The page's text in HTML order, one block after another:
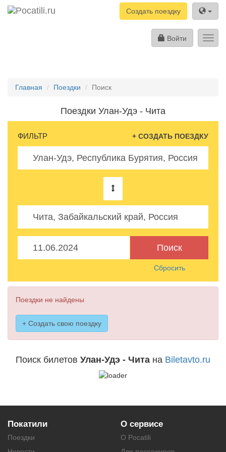
Создать поездку
Войти
Главная Поездки Поиск
Поездки Улан-Удэ - Чита
ФИЛЬТР + СОЗДАТЬ ПОЕЗДКУ
Поиск
Сбросить
Поездки не найдены
+ Создать свою поездку
Поиск билетов Улан-Удэ - Чита на Biletavto.ru
Покатили
Поездки
О сервисе
О Pocatili